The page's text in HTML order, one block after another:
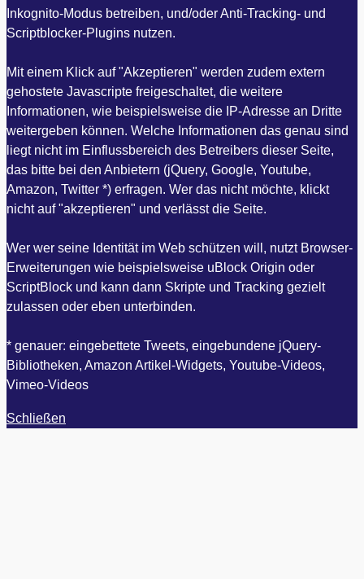
Inkognito-Modus betreiben, und/oder Anti-Tracking- und
Scriptblocker-Plugins nutzen.
Mit einem Klick auf "Akzeptieren" werden zudem extern
gehostete Javascripte freigeschaltet, die weitere
Informationen, wie beispielsweise die IP-Adresse an Dritte
weitergeben können. Welche Informationen das genau sind
liegt nicht im Einflussbereich des Betreibers dieser Seite,
das bitte bei den Anbietern (jQuery, Google, Youtube,
Amazon, Twitter *) erfragen. Wer das nicht möchte, klickt
nicht auf "akzeptieren" und verlässt die Seite.
Wer wer seine Identität im Web schützen will, nutzt Browser-
Erweiterungen wie beispielsweise uBlock Origin oder
ScriptBlock und kann dann Skripte und Tracking gezielt
zulassen oder eben unterbinden.
* genauer: eingebettete Tweets, eingebundene jQuery-
Bibliotheken, Amazon Artikel-Widgets, Youtube-Videos,
Vimeo-Videos
Schließen